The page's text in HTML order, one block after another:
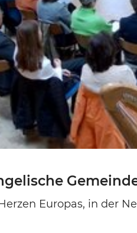
Europas, in der